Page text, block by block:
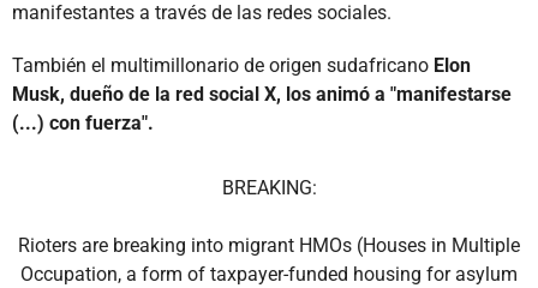
manifestantes a través de las redes sociales.
También el multimillonario de origen sudafricano Elon
Musk, dueño de la red social X, los animó a "manifestarse
(...) con fuerza".
BREAKING:
Rioters are breaking into migrant HMOs (Houses in Multiple
Occupation, a form of taxpayer-funded housing for asylum